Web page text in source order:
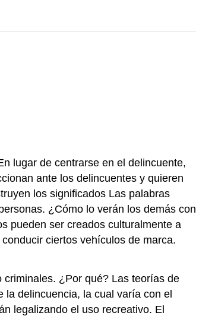
lugar de centrarse en el delincuente,
ante los delincuentes y quieren
los significados Las palabras
¿Cómo lo verán los demás con
pueden ser creados culturalmente a
ciertos vehículos de marca.
¿Por qué? Las teorías de
la delincuencia, la cual varía con el
legalizando el uso recreativo. El